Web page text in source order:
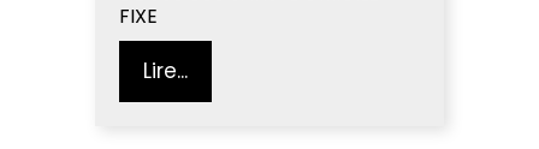
FIXE
Lire...